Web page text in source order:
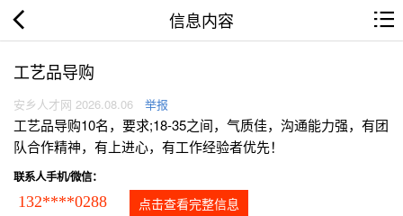
信息内容
工艺品导购
安乡人才网 2026.08.06 举报
工艺品导购10名，要求;18-35之间，气质佳，沟通能力强，有团
队合作精神，有上进心，有工作经验者优先！
联系人手机/微信：
132****0288 点击查看完整信息